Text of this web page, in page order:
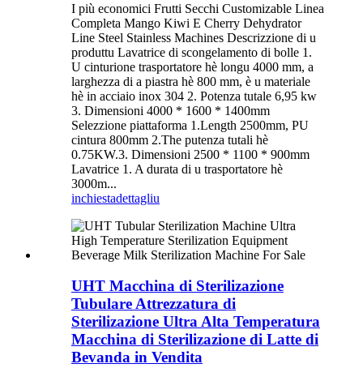
I più economici Frutti Secchi Customizable Linea
Completa Mango Kiwi E Cherry Dehydrator
Line Steel Stainless Machines Descrizzione di u
produttu Lavatrice di scongelamento di bolle 1.
U cinturione trasportatore hè longu 4000 mm, a
larghezza di a piastra hè 800 mm, è u materiale
hè in acciaio inox 304 2. Potenza tutale 6,95 kw
3. Dimensioni 4000 * 1600 * 1400mm
Selezzione piattaforma 1.Length 2500mm, PU
cintura 800mm 2.The putenza tutali hè
0.75KW.3. Dimensioni 2500 * 1100 * 900mm
Lavatrice 1. A durata di u trasportatore hè
3000m...
inchiestadettagliu
UHT Macchina di Sterilizazione
Tubulare Attrezzatura di
Sterilizazione Ultra Alta Temperatura
Macchina di Sterilizazione di Latte di
Bevanda in Vendita